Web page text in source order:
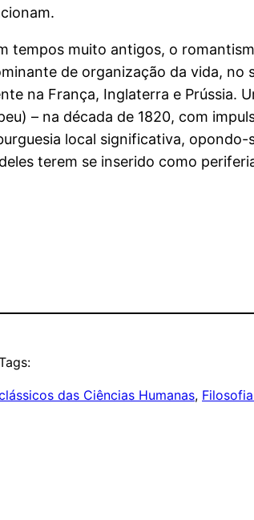
muito antigos, o
de organização da vida, no
na França, Inglaterra e Prússia.
– na década de 1820, com
local significativa, opondo-
terem se inserido como
das Ciências Humanas,